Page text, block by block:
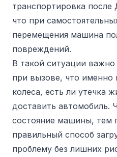
транспортировка
что при
перемещения машина
повреждений.
В такой ситуации
при вызове, что именно
колеса, есть ли утечка
доставить автомобиль.
состояние машины, тем
правильный способ
проблему без лишних